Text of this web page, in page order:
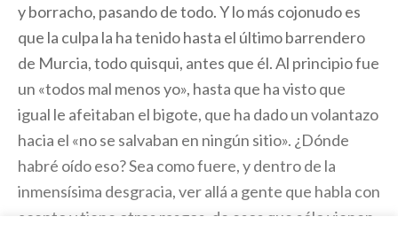
y borracho, pasando de todo. Y lo más cojonudo es
que la culpa la ha tenido hasta el último barrendero
de Murcia, todo quisqui, antes que él. Al principio fue
un «todos mal menos yo», hasta que ha visto que
igual le afeitaban el bigote, que ha dado un volantazo
hacia el «no se salvaban en ningún sitio». ¿Dónde
habré oído eso? Sea como fuere, y dentro de la
inmensísima desgracia, ver allá a gente que habla con
acento y tiene otros rasgos, de esos que sólo vienen